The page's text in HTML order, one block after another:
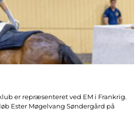
er repræsenteret ved EM i Frankrig.
Ester Møgelvang Søndergård på